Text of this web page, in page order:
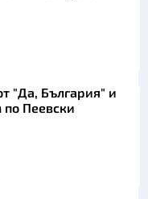
"Да, България" и
по Пеевски